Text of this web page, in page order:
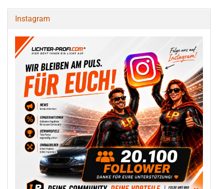
Instagram